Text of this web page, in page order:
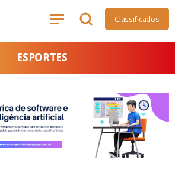
Classificados
ESPORTES